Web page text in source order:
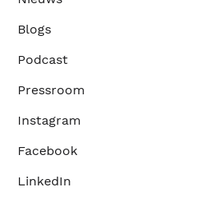
Blogs
Podcast
Pressroom
Instagram
Facebook
LinkedIn